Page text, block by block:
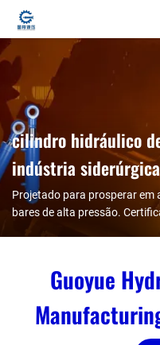
cilindro hidráulico
indústria siderúrgica
Projetado para prosperar em
bares de alta pressão.
Guoyue